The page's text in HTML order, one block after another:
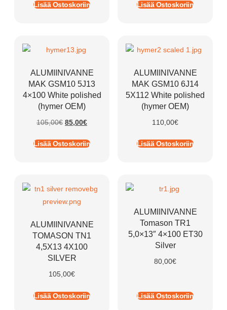
Lisää Ostoskoriin Lisää Ostoskoriin
ALUMIINIVANNE
MAK GSM10 5J13
4×100 White polished
(hymer OEM)
105,00€ 85,00€
Lisää Ostoskoriin
ALUMIINIVANNE
MAK GSM10 6J14
5X112 White polished
(hymer OEM)
110,00€
Lisää Ostoskoriin
ALUMIINIVANNE
TOMASON TN1
4,5X13 4X100
SILVER
105,00€
Lisää Ostoskoriin
ALUMIINIVANNE
Tomason TR1
5,0×13″ 4×100 ET30
Silver
80,00€
Lisää Ostoskoriin